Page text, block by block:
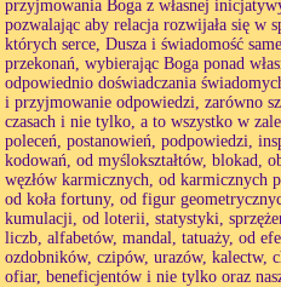
przyjmowania Boga z własnej
pozwalając aby relacja rozwijała się w
których serce, Dusza i świadomość
przekonań, wybierając Boga ponad
odpowiednio doświadczania
i przyjmowanie odpowiedzi, zarówno
czasach i nie tylko, a to wszystko w
poleceń, postanowień, podpowiedzi,
kodowań, od myślokształtów, blokad,
węzłów karmicznych, od karmicznych
od koła fortuny, od figur
kumulacji, od loterii, statystyki,
liczb, alfabetów, mandal, tatuaży, od
ozdobników, czipów, urazów,
ofiar, beneficjentów i nie tylko oraz